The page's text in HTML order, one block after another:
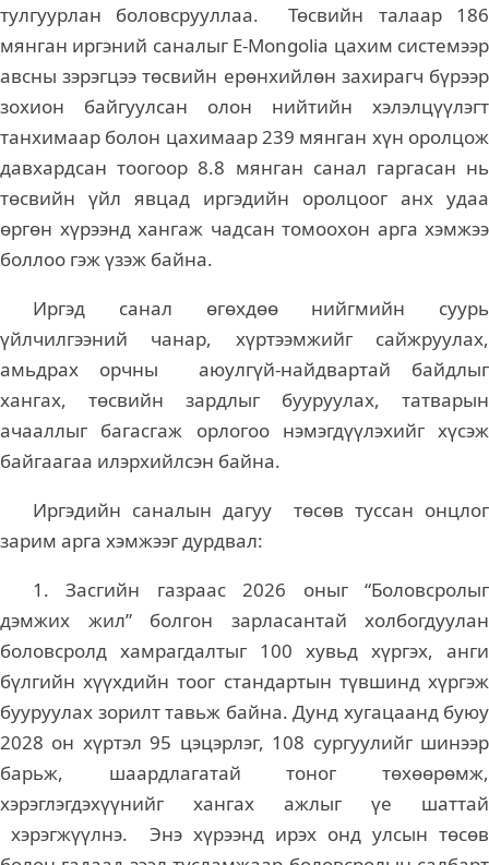
тулгуурлан боловсрууллаа. Төсвийн талаар 186
мянган иргэний саналыг E-Mongolia цахим системээр
авсны зэрэгцээ төсвийн ерөнхийлөн захирагч бүрээр
зохион байгуулсан олон нийтийн хэлэлцүүлэгт
танхимаар болон цахимаар 239 мянган хүн оролцож
давхардсан тоогоор 8.8 мянган санал гаргасан нь
төсвийн үйл явцад иргэдийн оролцоог анх удаа
өргөн хүрээнд хангаж чадсан томоохон арга хэмжээ
боллоо гэж үзэж байна.
Иргэд санал өгөхдөө нийгмийн суурь
үйлчилгээний чанар, хүртээмжийг сайжруулах,
амьдрах орчны аюулгүй-найдвартай байдлыг
хангах, төсвийн зардлыг бууруулах, татварын
ачааллыг багасгаж орлогоо нэмэгдүүлэхийг хүсэж
байгаагаа илэрхийлсэн байна.
Иргэдийн саналын дагуу төсөв туссан онцлог
зарим арга хэмжээг дурдвал:
1. Засгийн газраас 2026 оныг “Боловсролыг
дэмжих жил” болгон зарласантай холбогдуулан
боловсролд хамрагдалтыг 100 хувьд хүргэх, анги
бүлгийн хүүхдийн тоог стандартын түвшинд хүргэж
бууруулах зорилт тавьж байна. Дунд хугацаанд буюу
2028 он хүртэл 95 цэцэрлэг, 108 сургуулийг шинээр
барьж, шаардлагатай тоног төхөөрөмж,
хэрэглэгдэхүүнийг хангах ажлыг үе шаттай
хэрэгжүүлнэ. Энэ хүрээнд ирэх онд улсын төсөв